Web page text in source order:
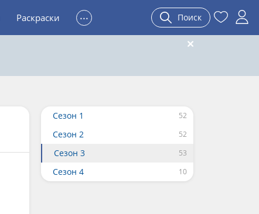
Раскраски ... Поиск
Сезон 1
Сезон 2
Сезон 3
Сезон 4